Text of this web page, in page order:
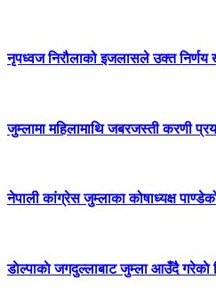
नृपध्वज निरौलाको इजलासले उक्त
जुम्लामा महिलामाथि जबरजस्ती करणी
नेपाली कांग्रेस जुम्लाका कोषाध्यक्ष
डाेल्पाकाे जगदुल्लाबाट जुम्ला आउँदै गरेकाे